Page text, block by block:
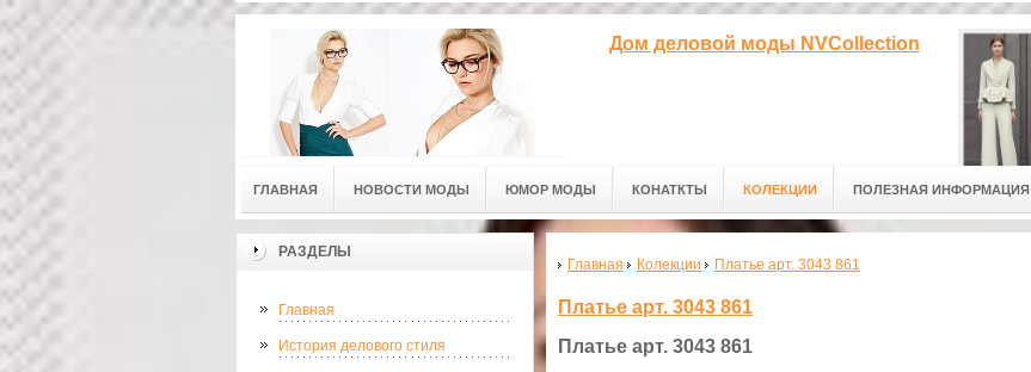
Дом деловой моды NVCollection
ГЛАВНАЯ НОВОСТИ МОДЫ ЮМОР МОДЫ КОНАТКТЫ КОЛЕКЦИИ ПОЛЕЗНАЯ ИНФОРМАЦИЯ
РАЗДЕЛЫ
Главная
История делового стиля
Главная Колекции Платье арт. 3043 861
Платье арт. 3043 861
Платье арт. 3043 861